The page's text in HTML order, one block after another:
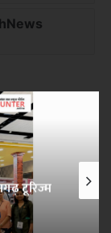
टूरिज्म